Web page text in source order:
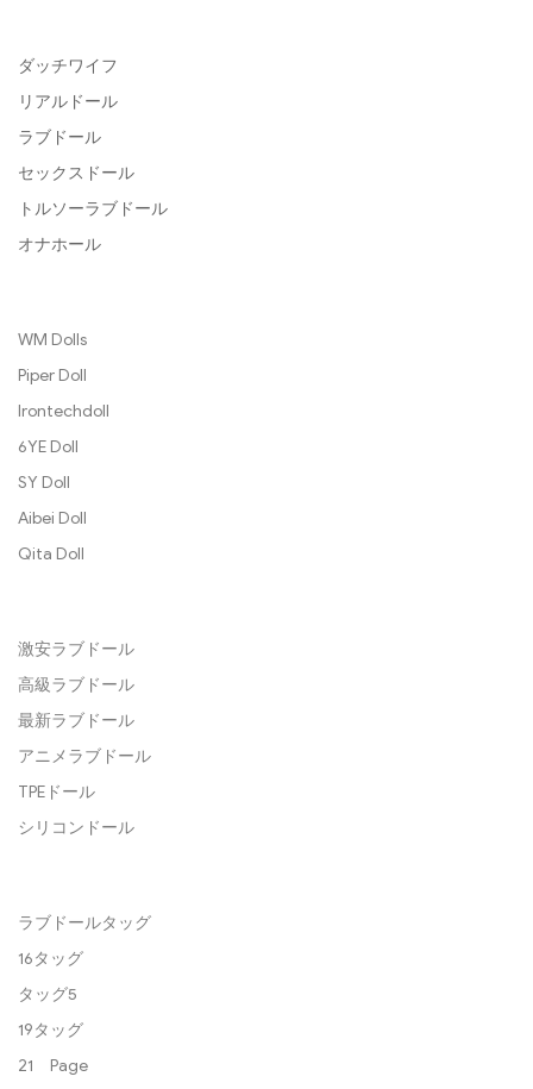
ダッチワイフ
リアルドール
ラブドール
セックスドール
トルソーラブドール
オナホール
WM Dolls
Piper Doll
Irontechdoll
6YE Doll
SY Doll
Aibei Doll
Qita Doll
激安ラブドール
高級ラブドール
最新ラブドール
アニメラブドール
TPEドール
シリコンドール
ラブドールタッグ
16タッグ
タッグ5
19タッグ
21 Page